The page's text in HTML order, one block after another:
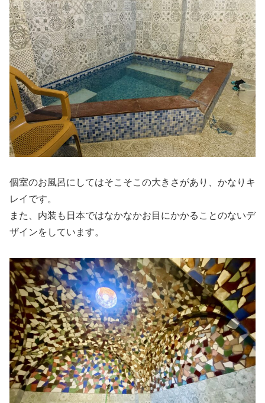
個室のお風呂にしてはそこそこの大きさがあり、かなりキ
レイです。
また、内装も日本ではなかなかお目にかかることのないデ
ザインをしています。